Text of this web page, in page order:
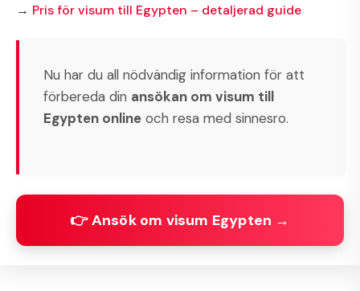
→ Pris för visum till Egypten – detaljerad guide
Nu har du all nödvändig information för att
förbereda din ansökan om visum till
Egypten online och resa med sinnesro.
👉 Ansök om visum Egypten →